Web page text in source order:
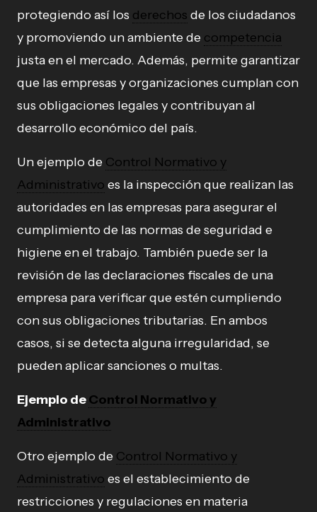
protegiendo así los derechos de los ciudadanos
y promoviendo un ambiente de competencia
justa en el mercado. Además, permite garantizar
que las empresas y organizaciones cumplan con
sus obligaciones legales y contribuyan al
desarrollo económico del país.
Un ejemplo de Control Normativo y
Administrativo es la inspección que realizan las
autoridades en las empresas para asegurar el
cumplimiento de las normas de seguridad e
higiene en el trabajo. También puede ser la
revisión de las declaraciones fiscales de una
empresa para verificar que estén cumpliendo
con sus obligaciones tributarias. En ambos
casos, si se detecta alguna irregularidad, se
pueden aplicar sanciones o multas.
Ejemplo deControl Normativo y
Administrativo
Otro ejemplo de Control Normativo y
Administrativo es el establecimiento de
restricciones y regulaciones en materia